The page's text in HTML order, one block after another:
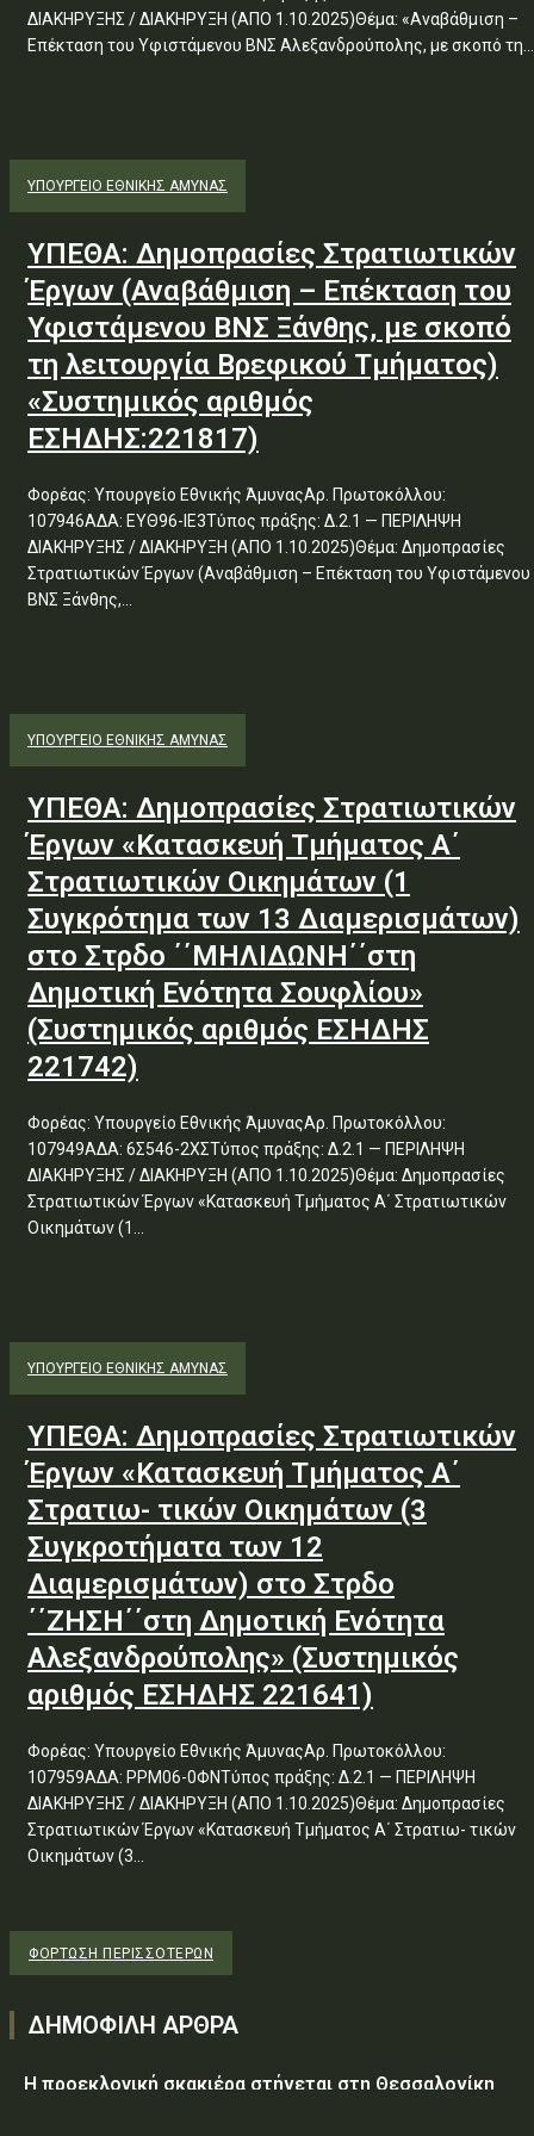
ΔΙΑΚΗΡΥΞΗΣ / ΔΙΑΚΗΡΥΞΗ (ΑΠΟ 1.10.2025)Θέμα: «Αναβάθμιση –
Επέκταση του Υφιστάμενου ΒΝΣ Αλεξανδρούπολης, με σκοπό τη...
ΥΠΟΥΡΓΕΊΟ ΕΘΝΙΚΉΣ ΆΜΥΝΑΣ
ΥΠΕΘΑ: Δημοπρασίες Στρατιωτικών
Έργων (Αναβάθμιση – Επέκταση του
Υφιστάμενου ΒΝΣ Ξάνθης, με σκοπό
τη λειτουργία Βρεφικού Τμήματος)
«Συστημικός αριθμός
ΕΣΗΔΗΣ:221817)
Φορέας: Υπουργείο Εθνικής ΆμυναςΑρ. Πρωτοκόλλου:
107946ΑΔΑ: ΕΥΘ96-ΙΕ3Τύπος πράξης: Δ.2.1 — ΠΕΡΙΛΗΨΗ
ΔΙΑΚΗΡΥΞΗΣ / ΔΙΑΚΗΡΥΞΗ (ΑΠΟ 1.10.2025)Θέμα: Δημοπρασίες
Στρατιωτικών Έργων (Αναβάθμιση – Επέκταση του Υφιστάμενου
ΒΝΣ Ξάνθης,...
ΥΠΟΥΡΓΕΊΟ ΕΘΝΙΚΉΣ ΆΜΥΝΑΣ
ΥΠΕΘΑ: Δημοπρασίες Στρατιωτικών
Έργων «Κατασκευή Τμήματος Α΄
Στρατιωτικών Οικημάτων (1
Συγκρότημα των 13 Διαμερισμάτων)
στο Στρδο ΄΄ΜΗΛΙΔΩΝΗ΄΄στη
Δημοτική Ενότητα Σουφλίου»
(Συστημικός αριθμός ΕΣΗΔΗΣ
221742)
Φορέας: Υπουργείο Εθνικής ΆμυναςΑρ. Πρωτοκόλλου:
107949ΑΔΑ: 6Σ546-2ΧΣΤύπος πράξης: Δ.2.1 — ΠΕΡΙΛΗΨΗ
ΔΙΑΚΗΡΥΞΗΣ / ΔΙΑΚΗΡΥΞΗ (ΑΠΟ 1.10.2025)Θέμα: Δημοπρασίες
Στρατιωτικών Έργων «Κατασκευή Τμήματος Α΄ Στρατιωτικών
Οικημάτων (1...
ΥΠΟΥΡΓΕΊΟ ΕΘΝΙΚΉΣ ΆΜΥΝΑΣ
ΥΠΕΘΑ: Δημοπρασίες Στρατιωτικών
Έργων «Κατασκευή Τμήματος Α΄
Στρατιω- τικών Οικημάτων (3
Συγκροτήματα των 12
Διαμερισμάτων) στο Στρδο
΄΄ΖΗΣΗ΄΄στη Δημοτική Ενότητα
Αλεξανδρούπολης» (Συστημικός
αριθμός ΕΣΗΔΗΣ 221641)
Φορέας: Υπουργείο Εθνικής ΆμυναςΑρ. Πρωτοκόλλου:
107959ΑΔΑ: ΡΡΜ06-0ΦΝΤύπος πράξης: Δ.2.1 — ΠΕΡΙΛΗΨΗ
ΔΙΑΚΗΡΥΞΗΣ / ΔΙΑΚΗΡΥΞΗ (ΑΠΟ 1.10.2025)Θέμα: Δημοπρασίες
Στρατιωτικών Έργων «Κατασκευή Τμήματος Α΄ Στρατιω- τικών
Οικημάτων (3...
ΦΌΡΤΩΣΗ ΠΕΡΙΣΣΟΤΈΡΩΝ
ΔΗΜΟΦΙΛΗ ΑΡΘΡΑ
Η προεκλογική σκακιέρα στήνεται στη Θεσσαλονίκη